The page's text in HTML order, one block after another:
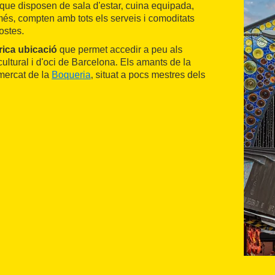
disposen de sala d'estar, cuina equipada,
compten amb tots els serveis i comoditats
ubicació que permet accedir a peu als
i d'oci de Barcelona. Els amants de la
de la Boqueria, situat a pocs mestres dels